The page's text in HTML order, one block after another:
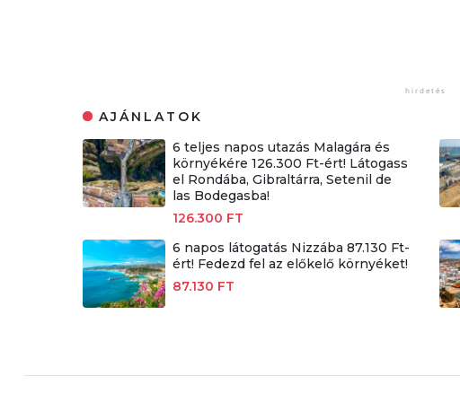
AJÁNLATOK
6 teljes napos utazás Malagára és
környékére 126.300 Ft-ért! Látogass
el Rondába, Gibraltárra, Setenil de
las Bodegasba!
126.300 FT
6 napos látogatás Nizzába 87.130 Ft-
ért! Fedezd fel az előkelő környéket!
87.130 FT